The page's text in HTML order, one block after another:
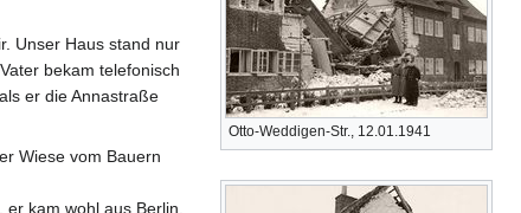
Otto-Weddigen-Str., 12.01.1941
Unser Haus stand nur
bekam telefonisch
er die Annastraße
Wiese vom Bauern
er kam wohl aus Berlin,